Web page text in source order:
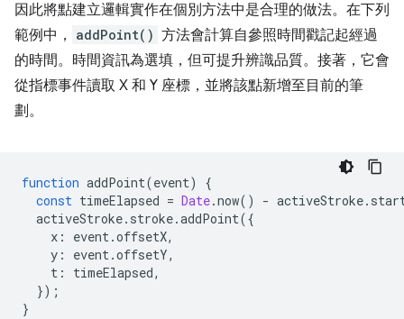
因此將點建立邏輯實作在個別方法中是合理的做法。在下列
範例中，
addPoint() 方法會計算自參照時間戳記起經過
的時間。時間資訊為選填，但可提升辨識品質。接著，它會
從指標事件讀取 X 和 Y 座標，並將該點新增至目前的筆
劃。
function addPoint(event)
{
const timeElapsed = Date.now() - activeStroke.
activeStroke. stroke.addPoint({
x : event.offsetX,
y : event.offsetY,
t : timeElapsed,
});
}